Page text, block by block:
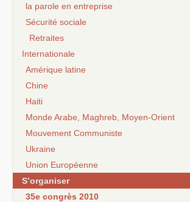
la parole en entreprise
Sécurité sociale
Retraites
Internationale
Amérique latine
Chine
Haiti
Monde Arabe, Maghreb, Moyen-Orient
Mouvement Communiste
Ukraine
Union Européenne
S’organiser
35e congrès 2010